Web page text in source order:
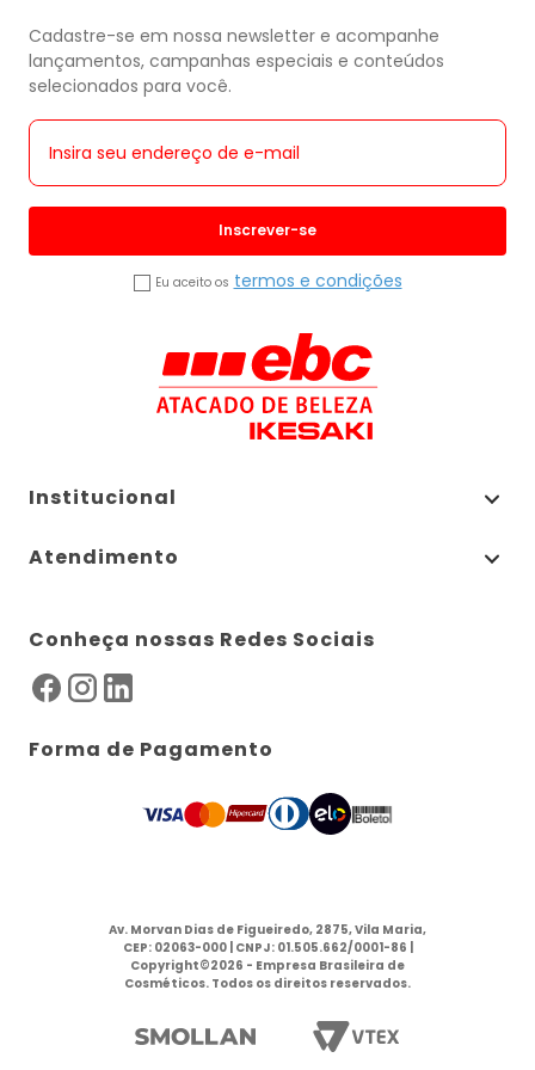
Cadastre-se em nossa newsletter e acompanhe
lançamentos, campanhas especiais e conteúdos
selecionados para você.
Inscrever-se
Eu aceito os termos e condições
Institucional
Atendimento
Conheça nossas Redes Sociais
Forma de Pagamento
Av. Morvan Dias de Figueiredo, 2875, Vila Maria,
CEP: 02063-000 | CNPJ: 01.505.662/0001-86 |
Copyright©2026 - Empresa Brasileira de
Cosméticos. Todos os direitos reservados.